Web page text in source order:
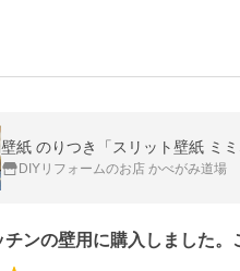
DIYリフォームのお店 かべがみ道場
チンの壁用に購入しました